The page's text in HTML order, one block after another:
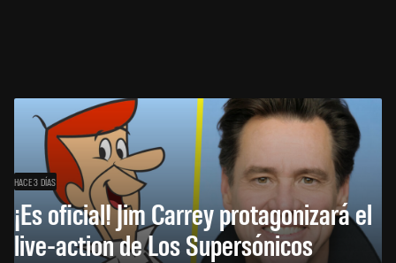
HACE 3 DÍAS
¡Es oficial! Jim Carrey protagonizará el
live-action de Los Supersónicos